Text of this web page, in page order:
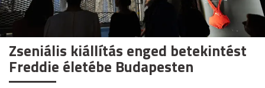
Zseniális kiállítás enged betekintést
Freddie életébe Budapesten